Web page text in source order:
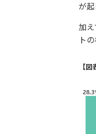
が
加
ト
【